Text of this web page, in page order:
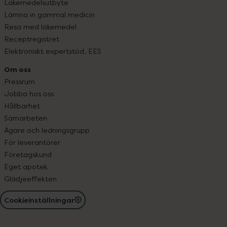
Läkemedelsutbyte
Lämna in gammal medicin
Resa med läkemedel
Receptregistret
Elektroniskt expertstöd, EES
Om oss
Pressrum
Jobba hos oss
Hållbarhet
Samarbeten
Ägare och ledningsgrupp
För leverantörer
Företagskund
Eget apotek
Glädjeeffekten
Cookieinställningar